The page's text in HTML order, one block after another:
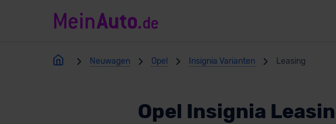
Neuwagen Opel Insignia Varianten Leasing
Opel Insignia